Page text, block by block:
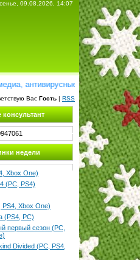
09.08.2026, 14:07
антивирусные программы,
Вас Гость | RSS
консультант
недели
Xbox One)
(PC, PS4)
Xbox One)
(PS4, PC)
первый сезон (PC,
Divided (PC, PS4,